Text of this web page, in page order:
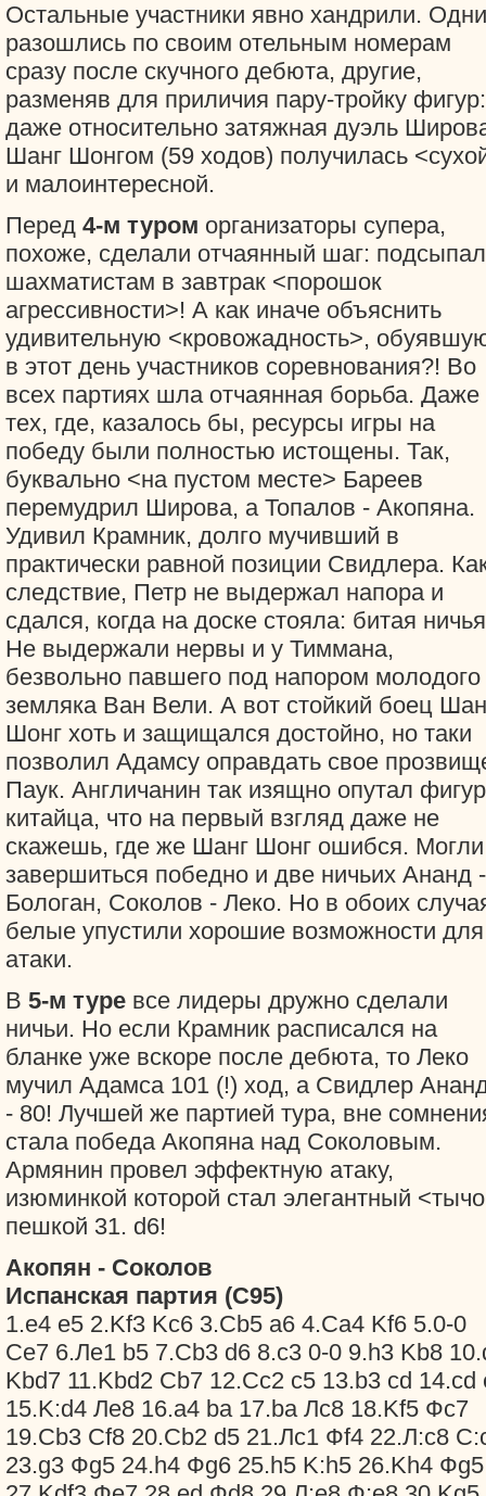
Остальные участники явно хандрили. Одни
разошлись по своим отельным номерам
сразу после скучного дебюта, другие,
разменяв для приличия пару-тройку
даже относительно затяжная дуэль
Шанг Шонгом (59 ходов) получилась
и малоинтересной.
Перед 4-м туром организаторы супера,
похоже, сделали отчаянный шаг:
шахматистам в завтрак <порошок
агрессивности>! А как иначе объяснить
удивительную <кровожадность>,
в этот день участников соревнования?! Во
всех партиях шла отчаянная борьба. Даже
тех, где, казалось бы, ресурсы игры на
победу были полностью истощены. Так,
буквально <на пустом месте> Бареев
перемудрил Широва, а Топалов - Акопяна.
Удивил Крамник, долго мучивший в
практически равной позиции Свидлера.
следствие, Петр не выдержал напора и
сдался, когда на доске стояла: битая
Не выдержали нервы и у Тиммана,
безвольно павшего под напором молодого
земляка Ван Вели. А вот стойкий боец
Шонг хоть и защищался достойно, но таки
позволил Адамсу оправдать свое
Паук. Англичанин так изящно опутал
китайца, что на первый взгляд даже не
скажешь, где же Шанг Шонг ошибся. Могли
завершиться победно и две ничьих Ананд -
Бологан, Соколов - Леко. Но в обоих
белые упустили хорошие возможности для
атаки.
В 5-м туре все лидеры дружно сделали
ничьи. Но если Крамник расписался на
бланке уже вскоре после дебюта, то Леко
мучил Адамса 101 (!) ход, а Свидлер
- 80! Лучшей же партией тура, вне
стала победа Акопяна над Соколовым.
Армянин провел эффектную атаку,
изюминкой которой стал элегантный
пешкой 31. d6!
Акопян - Соколов
Испанская партия (C95)
1.e4 e5 2.Kf3 Kc6 3.Сb5 a6 4.Сa4 Kf6 5.0-0
Сe7 6.Лe1 b5 7.Сb3 d6 8.c3 0-0 9.h3 Kb8
Kbd7 11.Kbd2 Сb7 12.Сc2 c5 13.b3 cd 14.cd
15.K:d4 Лe8 16.a4 ba 17.ba Лc8 18.Kf5 Фc7
19.Сb3 Сf8 20.Сb2 d5 21.Лc1 Фf4 22.Л:c8
23.g3 Фg5 24.h4 Фg6 25.h5 K:h5 26.Kh4 Фg5